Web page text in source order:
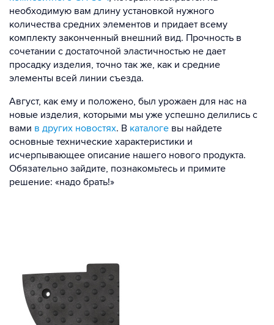
необходимую вам длину установкой нужного
количества средних элементов и придает всему
комплекту законченный внешний вид. Прочность в
сочетании с достаточной эластичностью не дает
просадку изделия, точно так же, как и средние
элементы всей линии съезда.
Август, как ему и положено, был урожаен для нас на
новые изделия, которыми мы уже успешно делились с
вами в других новостях. В каталоге вы найдете
основные технические характеристики и
исчерпывающее описание нашего нового продукта.
Обязательно зайдите, познакомьтесь и примите
решение: «надо брать!»